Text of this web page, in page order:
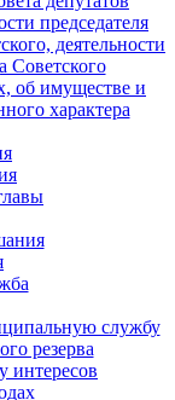
председателя
деятельности
Советского
об имуществе и
характера
службу
резерва
интересов